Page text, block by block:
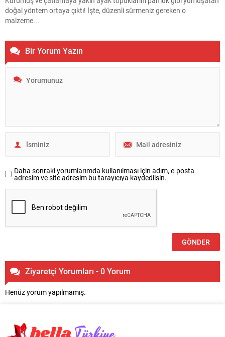
doğal yöntem ortaya çıktı! İşte, düzenli sürmeniz gereken o
malzeme...
Bir Yorum Yazın
Daha sonraki yorumlarımda kullanılması için adım, e-posta
adresim ve site adresim bu tarayıcıya kaydedilsin.
Ziyaretçi Yorumları - 0 Yorum
Henüz yorum yapılmamış.